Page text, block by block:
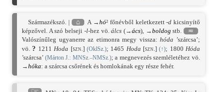
Származékszó. | ⌂ A →hó² főnévből keletkezett-d kicsinyítő
képzővel. A szó belseji -l-hez vö.álcs (→ács), →boldog stb.
≂
Valószínűleg ugyanerre az etimonra megy vissza:hóda ’szárcsa’;
vö. ? 1211 Hoda [szn.] (OklSz.); 1465 Hoda [szn.] (↑); 1800 Hóda
’szárcsa’ (Márton J.: MNSz.–NMSz.); a megnevezés szemléletéhez vö.
→hóka: a szárcsa csőrének és homlokának egy része fehér.